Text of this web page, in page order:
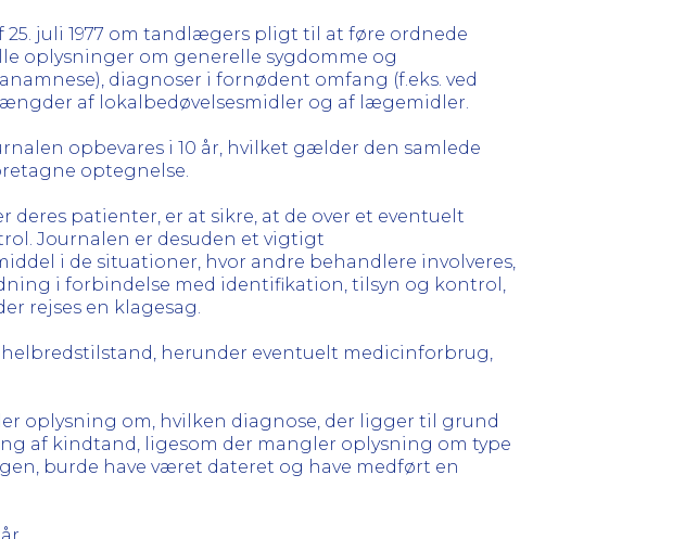
juli 1977 om tandlægers pligt til at føre ordnede
oplysninger om generelle sygdomme og
diagnoser i fornødent omfang (f.eks. ved
af lokalbedøvelsesmidler og af lægemidler.
opbevares i 10 år, hvilket gælder den samlede
optegnelse.
patienter, er at sikre, at de over et eventuelt
Journalen er desuden et vigtigt
i de situationer, hvor andre behandlere involveres,
i forbindelse med identifikation, tilsyn og kontrol,
rejses en klagesag.
helbredstilstand, herunder eventuelt medicinforbrug,
oplysning om, hvilken diagnose, der ligger til grund
af kindtand, ligesom der mangler oplysning om type
burde have været dateret og have medført en